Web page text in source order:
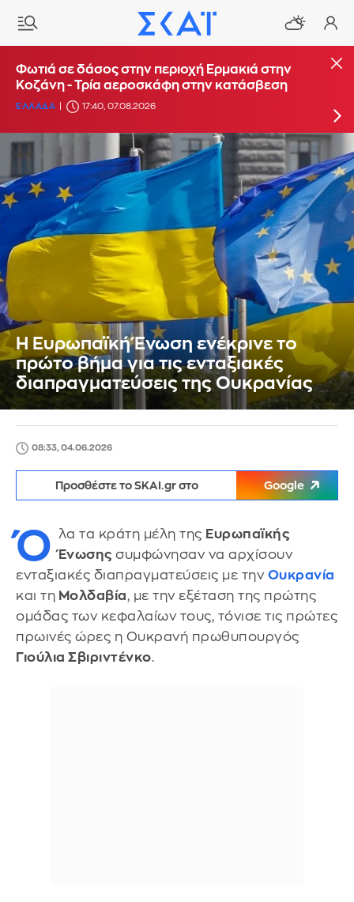
Φωτιά στο Στεφάνι Κορίνθου - Μήνυμα από το
112 για ετοιμότητα
ΕΛΛΑΔΑ 16:29, 07.08.2026
Φωτιά σε δάσος στην περιοχή Ερμακιά στην
Κοζάνη - Τρία αεροσκάφη στην κατάσβεση
ΕΛΛΑΔΑ 17:40, 07.08.2026
Η Ευρωπαϊκή Ένωση ενέκρινε το
πρώτο βήμα για τις ενταξιακές
διαπραγματεύσεις της Ουκρανίας
08:33, 04.06.2026
Προσθέστε το SKAI.gr στο Google
Ό λα τα κράτη μέλη της Ευρωπαϊκής
Ένωσης συμφώνησαν να αρχίσουν
ενταξιακές διαπραγματεύσεις με την Ουκρανία
και τη Μολδαβία, με την εξέταση της πρώτης
ομάδας των κεφαλαίων τους, τόνισε τις πρώτες
πρωινές ώρες η Ουκρανή πρωθυπουργός
Γιούλια Σβιριντένκο.